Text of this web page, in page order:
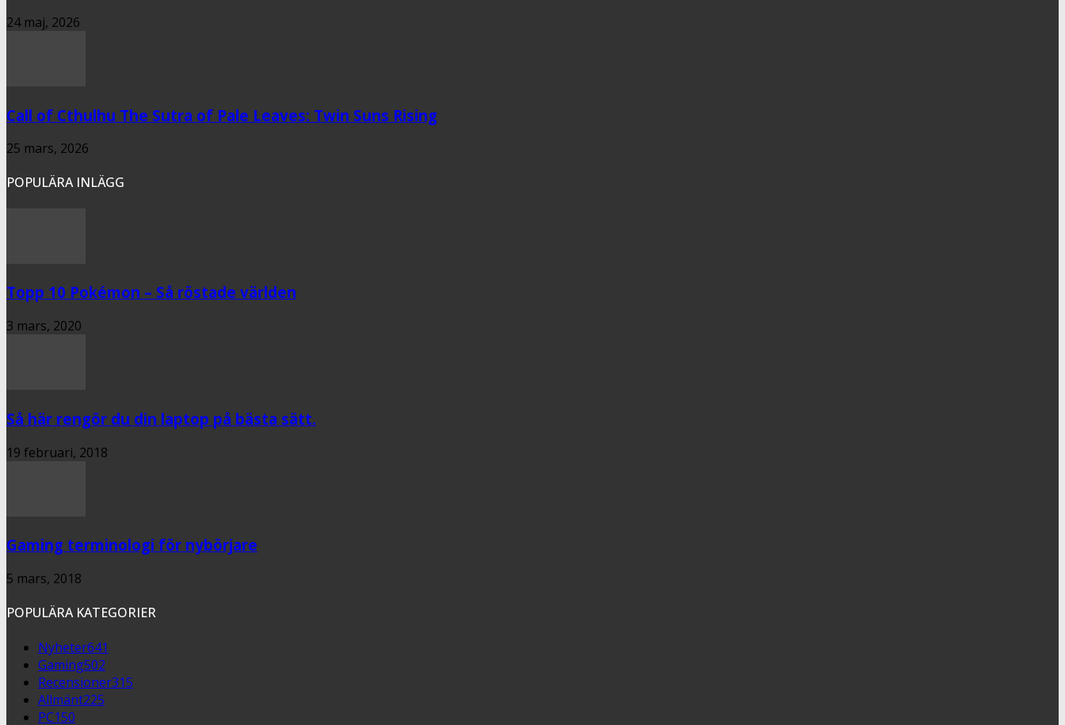
24 maj, 2026
Call of Cthulhu The Sutra of Pale Leaves: Twin Suns Rising
25 mars, 2026
POPULÄRA INLÄGG
Topp 10 Pokémon – Så röstade världen
3 mars, 2020
Så här rengör du din laptop på bästa sätt.
19 februari, 2018
Gaming terminologi för nybörjare
5 mars, 2018
POPULÄRA KATEGORIER
Nyheter641
Gaming502
Recensioner315
Allmänt225
PC150